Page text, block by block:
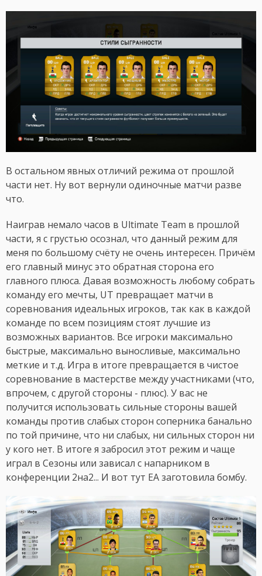
В остальном явных отличий режима от прошлой
части нет. Ну вот вернули одиночные матчи разве
что.
Наиграв немало часов в Ultimate Team в прошлой
части, я с грустью осознал, что данный режим для
меня по большому счёту не очень интересен. Причём
его главный минус это обратная сторона его
главного плюса. Давая возможность любому собрать
команду его мечты, UT превращает матчи в
соревнования идеальных игроков, так как в каждой
команде по всем позициям стоят лучшие из
возможных вариантов. Все игроки максимально
быстрые, максимально выносливые, максимально
меткие и т.д. Игра в итоге превращается в чистое
соревнование в мастерстве между участниками (что,
впрочем, с другой стороны - плюс). У вас не
получится использовать сильные стороны вашей
команды против слабых сторон соперника банально
по той причине, что ни слабых, ни сильных сторон ни
у кого нет. В итоге я забросил этот режим и чаще
играл в Сезоны или зависал с напарником в
конференции 2на2... И вот тут ЕА заготовила бомбу.